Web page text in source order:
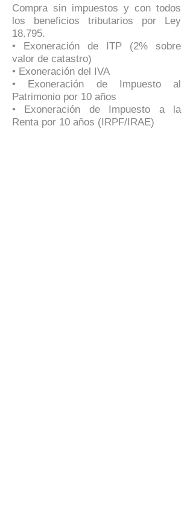
Compra sin impuestos y con todos
los beneficios tributarios por Ley
18.795.
• Exoneración de ITP (2% sobre
valor de catastro)
• Exoneración del IVA
• Exoneración de Impuesto al
Patrimonio por 10 años
• Exoneración de Impuesto a la
Renta por 10 años (IRPF/IRAE)